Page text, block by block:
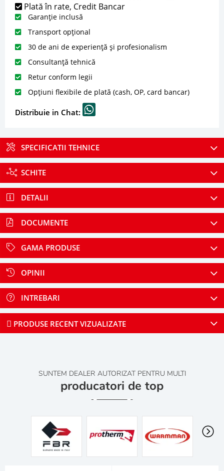
Plată în rate, Credit Bancar
Garanție inclusă
Transport opțional
30 de ani de experiență și profesionalism
Consultanță tehnică
Retur conform legii
Opțiuni flexibile de plată (cash, OP, card bancar)
Distribuie in Chat:
SPECIFICATII TEHNICE
SCHITE
DETALII
DOCUMENTE
GAMA PRODUSE
OPINII
INTREBARI
PRODUSE RECENT VIZUALIZATE
SUNTEM DEALER AUTORIZAT PENTRU MULTI
producatori de top